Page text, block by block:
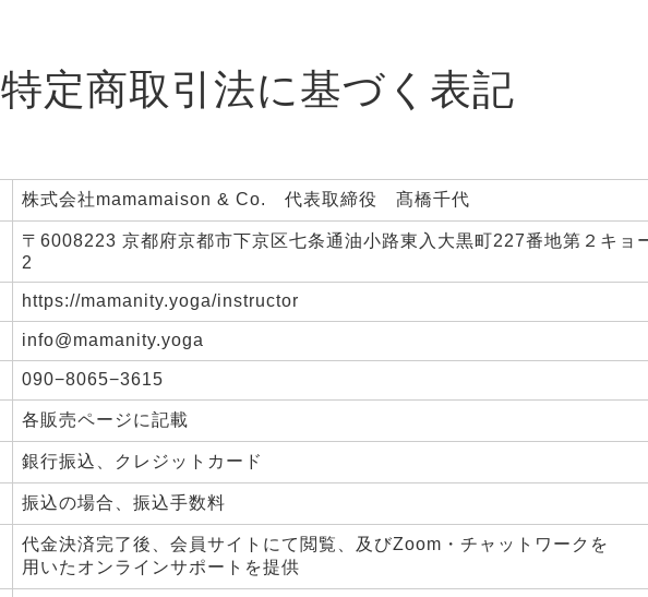
特定商取引法に基づく表記
株式会社mamamaison & Co. 代表取締役 髙橋千代
〒6008223 京都府京都市下京区七条通油小路東入大黒町227番地第２キョ
2
https://mamanity.yoga/instructor
info@mamanity.yoga
090−8065−3615
各販売ページに記載
銀行振込、クレジットカード
振込の場合、振込手数料
代金決済完了後、会員サイトにて閲覧、及びZoom・チャットワークを
用いたオンラインサポートを提供